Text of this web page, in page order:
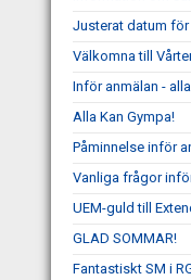
Justerat datum
Välkomna till
Inför anmälan -
Alla Kan Gympa!
Påminnelse inför
Vanliga frågor
UEM-guld till
GLAD SOMMAR!
Fantastiskt SM i